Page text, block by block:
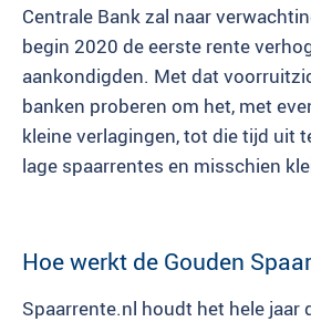
Centrale Bank zal naar
begin 2020 de eerste rente
aankondigden. Met dat
banken proberen om het, met
kleine verlagingen, tot die tijd uit
lage spaarrentes en misschien
Hoe werkt de Gouden
Spaarrente.nl houdt het hele jaar